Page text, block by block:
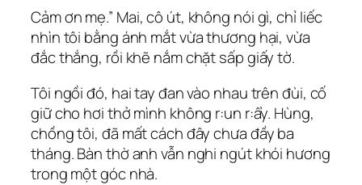
Cảm ơn mẹ.” Mai, cô út, không nói gì, chỉ liếc
nhìn tôi bằng ánh mắt vừa thương hại, vừa
đắc thắng, rồi khẽ nắm chặt sấp giấy tờ.
Tôi ngồi đó, hai tay đan vào nhau trên đùi, cố
giữ cho hơi thở mình không r:un r:ẩy. Hùng,
chồng tôi, đã mất cách đây chưa đầy ba
tháng. Bàn thờ anh vẫn nghi ngút khói hương
trong một góc nhà.